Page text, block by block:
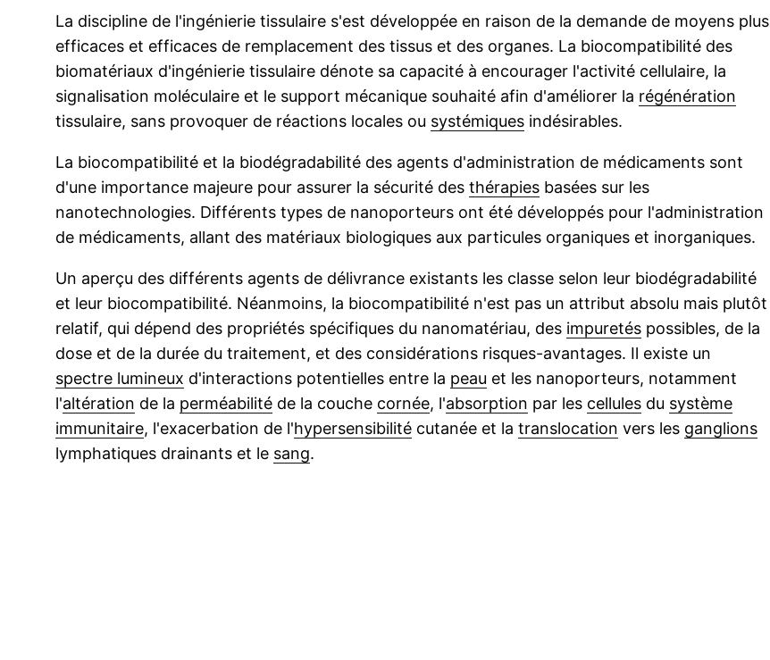
La discipline de l'ingénierie tissulaire s'est développée en raison de la demande de moyens plus
efficaces et efficaces de remplacement des tissus et des organes. La biocompatibilité des
biomatériaux d'ingénierie tissulaire dénote sa capacité à encourager l'activité cellulaire, la
signalisation moléculaire et le support mécanique souhaité afin d'améliorer la régénération
tissulaire, sans provoquer de réactions locales ou systémiques indésirables.
La biocompatibilité et la biodégradabilité des agents d'administration de médicaments sont
d'une importance majeure pour assurer la sécurité des thérapies basées sur les
nanotechnologies. Différents types de nanoporteurs ont été développés pour l'administration
de médicaments, allant des matériaux biologiques aux particules organiques et inorganiques.
Un aperçu des différents agents de délivrance existants les classe selon leur biodégradabilité
et leur biocompatibilité. Néanmoins, la biocompatibilité n'est pas un attribut absolu mais plutôt
relatif, qui dépend des propriétés spécifiques du nanomatériau, des impuretés possibles, de la
dose et de la durée du traitement, et des considérations risques-avantages. Il existe un
spectre lumineux d'interactions potentielles entre la peau et les nanoporteurs, notamment
l'altération de la perméabilité de la couche cornée, l'absorption par les cellules du système
immunitaire, l'exacerbation de l'hypersensibilité cutanée et la translocation vers les ganglions
lymphatiques drainants et le sang.